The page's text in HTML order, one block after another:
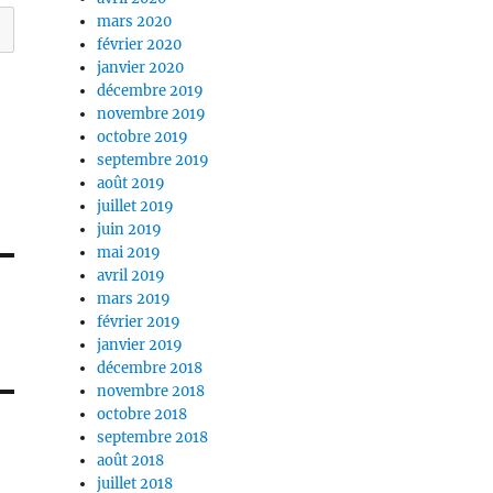
mars 2020
février 2020
janvier 2020
décembre 2019
novembre 2019
octobre 2019
septembre 2019
août 2019
juillet 2019
juin 2019
mai 2019
avril 2019
mars 2019
février 2019
janvier 2019
décembre 2018
novembre 2018
octobre 2018
septembre 2018
août 2018
juillet 2018